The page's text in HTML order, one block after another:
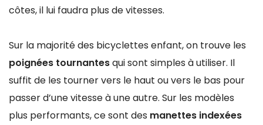
côtes, il lui faudra plus de vitesses.
Sur la majorité des bicyclettes enfant, on trouve les
poignées tournantesqui sont simples à utiliser. Il
suffit de les tourner vers le haut ou vers le bas pour
passer d’une vitesse à une autre. Sur les modèles
plus performants, ce sont des manettes indexées